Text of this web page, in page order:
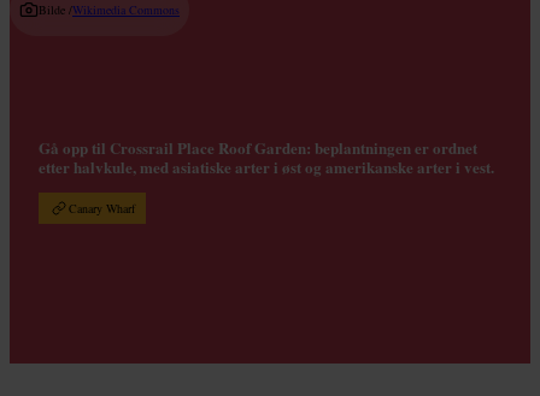
Bilde /Wikimedia Commons
Gå opp til Crossrail Place Roof Garden: beplantningen er ordnet
etter halvkule, med asiatiske arter i øst og amerikanske arter i vest.
Canary Wharf